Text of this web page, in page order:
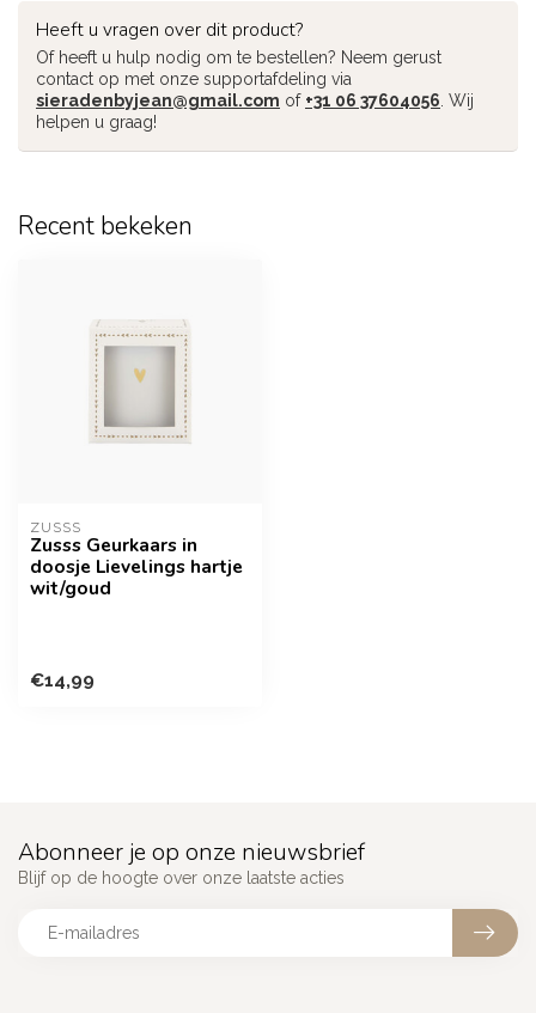
Heeft u vragen over dit product?
Of heeft u hulp nodig om te bestellen? Neem gerust
contact op met onze supportafdeling via
sieradenbyjean@gmail.com of +31 06 37604056 . Wij
helpen u graag!
Recent bekeken
ZUSSS
Zusss Geurkaars in
doosje Lievelings hartje
wit/goud
€14,99
Abonneer je op onze nieuwsbrief
Blijf op de hoogte over onze laatste acties